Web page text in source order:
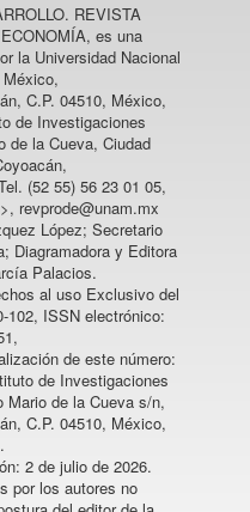
REVISTA
, es una
la Universidad Nacional
C.P. 04510, México,
de Investigaciones
de la Cueva, Ciudad
(52 55) 56 23 01 05,
revprode@unam.mx
López; Secretario
Diagramadora y Editora
Palacios.
al uso Exclusivo del
102, ISSN electrónico:
de este número:
de Investigaciones
Mario de la Cueva s/n,
C.P. 04510, México,
2 de julio de 2026.
por los autores no